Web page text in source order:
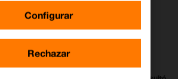
a Orange
para conocer toda la información:
Soy nuevo en Orange
Configurar
Rechazar